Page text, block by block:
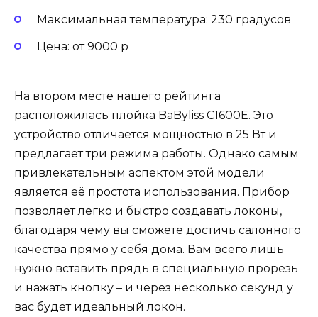
Максимальная температура: 230 градусов
Цена: от 9000 р
На втором месте нашего рейтинга
расположилась плойка BaByliss C1600E. Это
устройство отличается мощностью в 25 Вт и
предлагает три режима работы. Однако самым
привлекательным аспектом этой модели
является её простота использования. Прибор
позволяет легко и быстро создавать локоны,
благодаря чему вы сможете достичь салонного
качества прямо у себя дома. Вам всего лишь
нужно вставить прядь в специальную прорезь
и нажать кнопку – и через несколько секунд у
вас будет идеальный локон.